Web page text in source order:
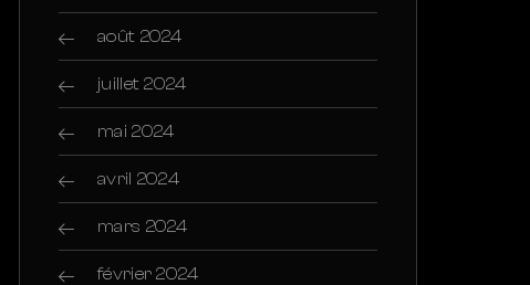
août 2024
juillet 2024
mai 2024
avril 2024
mars 2024
février 2024